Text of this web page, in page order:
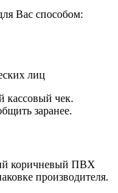
Вас способом:
лиц
кассовый чек.
заранее.
коричневый ПВХ
производителя.